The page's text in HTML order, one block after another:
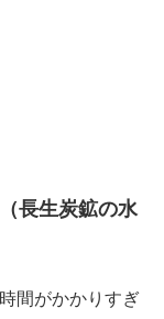
長生炭鉱の水
間がかかりすぎ